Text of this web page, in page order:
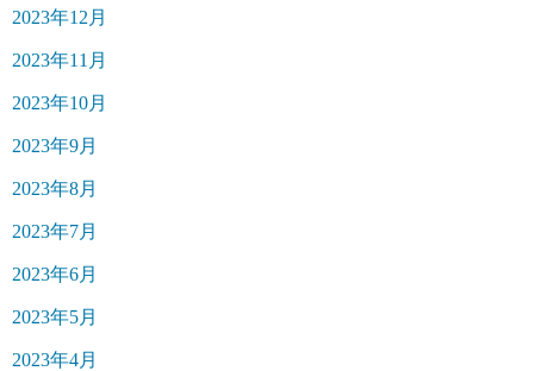
2023年12月
2023年11月
2023年10月
2023年9月
2023年8月
2023年7月
2023年6月
2023年5月
2023年4月